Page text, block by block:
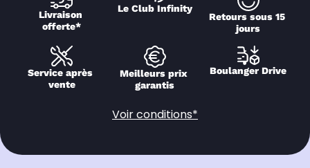
Livraison
offerte*
Le Club Infinity
Retours sous 15
jours
Service après
vente
Meilleurs prix
garantis
Boulanger Drive
Voir conditions*